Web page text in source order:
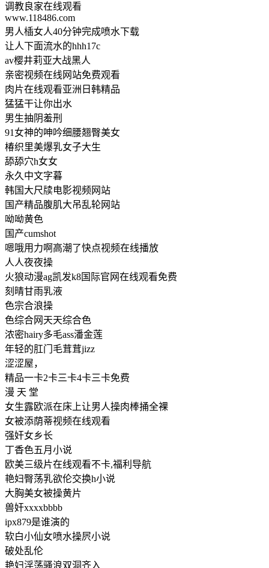
调教良家在线观看
www.118486.com
男人㮑女人40分钟完成喷水下载
让人下面流水的hhh17c
av樱井莉亚大战黑人
亲密视频在线网站免费观看
肉片在线观看亚洲日韩精品
猛猛干让你出水
男生抽阴羞刑
91女神的呻吟细腰翘臀美女
椿织里美爆乳女子大生
舔舔穴h女女
永久中文字暮
韩国大尺牍电影视频网站
国产精品腹肌大吊乱轮网站
呦呦黄色
国产cumshot
嗯哦用力啊高潮了快点视频在线播放
人人夜夜操
火狼动漫ag凯发k8国际官网在线观看免费
刻晴甘雨乳液
色宗合浪操
色综合网天天综合色
浓密hairy多毛ass潘金莲
年轻的肛门毛茸茸jizz
涩涩屋，
精品一卡2卡三卡4卡三卡免费
漫 天 堂
女生露欧派在床上让男人操肉棒捅全裸
女被添荫蒂视频在线观看
强奸女乡长
丁香色五月小说
欧美三级片在线观看不卡,福利导航
艳妇臀荡乳欲伦交换h小说
大胸美女被操黄片
兽奸xxxxbbbb
ipx879是谁演的
软白小仙女喷水操屄小说
破处乱伦
艳妇淫荡骚浪双洞齐入